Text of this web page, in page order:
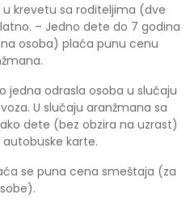
krevetu sa roditeljima (dve
– Jedno dete do 7 godina
osoba) plaća punu cenu
odrasla osoba u slučaju
U slučaju aranžmana sa
dete (bez obzira na uzrast)
karte.
se puna cena smeštaja (za